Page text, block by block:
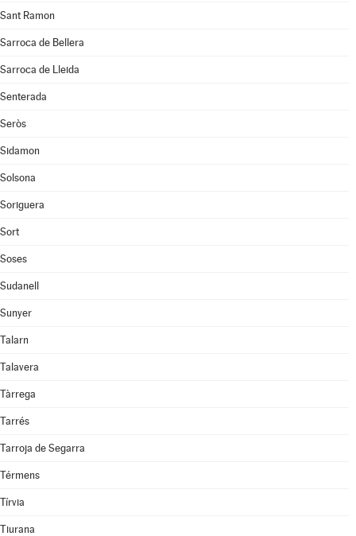
Sant Ramon
Sarroca de Bellera
Sarroca de Lleida
Senterada
Seròs
Sidamon
Solsona
Soriguera
Sort
Soses
Sudanell
Sunyer
Talarn
Talavera
Tàrrega
Tarrés
Tarroja de Segarra
Térmens
Tírvia
Tiurana